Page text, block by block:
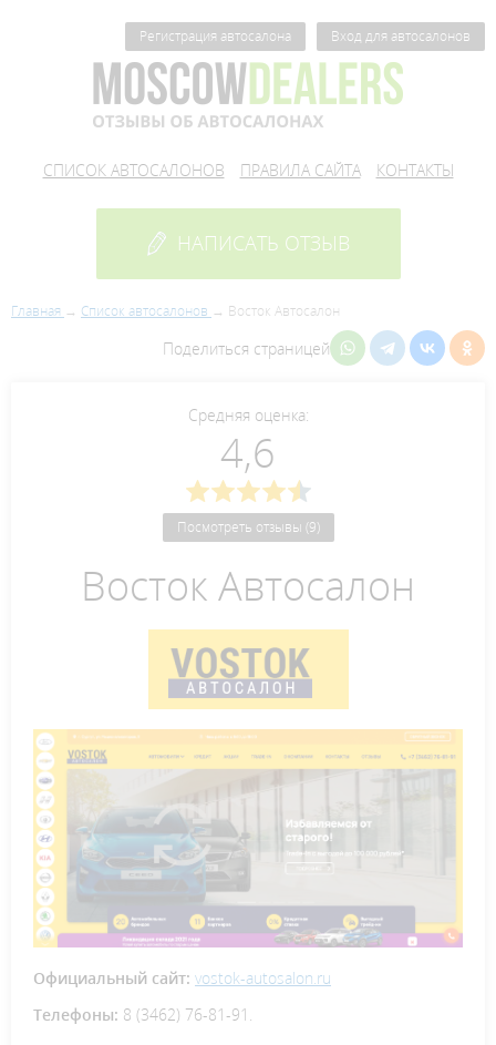
Регистрация автосалона Вход для автосалонов
СПИСОК АВТОСАЛОНОВ ПРАВИЛА САЙТА КОНТАКТЫ
НАПИСАТЬ ОТЗЫВ
Главная Список автосалонов Восток Автосалон
Поделиться страницей
Средняя оценка:
4,6
Посмотреть отзывы (9)
Восток Автосалон
Официальный сайт: vostok-autosalon.ru
Телефоны: 8 (3462) 76-81-91.